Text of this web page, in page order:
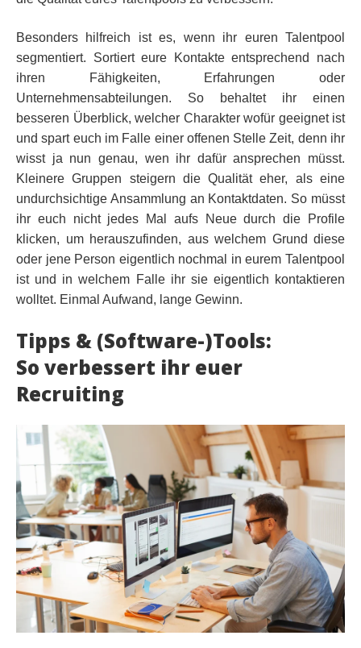
Besonders hilfreich ist es, wenn ihr euren Talentpool
segmentiert. Sortiert eure Kontakte entsprechend nach
ihren Fähigkeiten, Erfahrungen oder
Unternehmensabteilungen. So behaltet ihr einen
besseren Überblick, welcher Charakter wofür geeignet ist
und spart euch im Falle einer offenen Stelle Zeit, denn ihr
wisst ja nun genau, wen ihr dafür ansprechen müsst.
Kleinere Gruppen steigern die Qualität eher, als eine
undurchsichtige Ansammlung an Kontaktdaten. So müsst
ihr euch nicht jedes Mal aufs Neue durch die Profile
klicken, um herauszufinden, aus welchem Grund diese
oder jene Person eigentlich nochmal in eurem Talentpool
ist und in welchem Falle ihr sie eigentlich kontaktieren
wolltet. Einmal Aufwand, lange Gewinn.
Tipps & (Software-)Tools:
So verbessert ihr euer
Recruiting